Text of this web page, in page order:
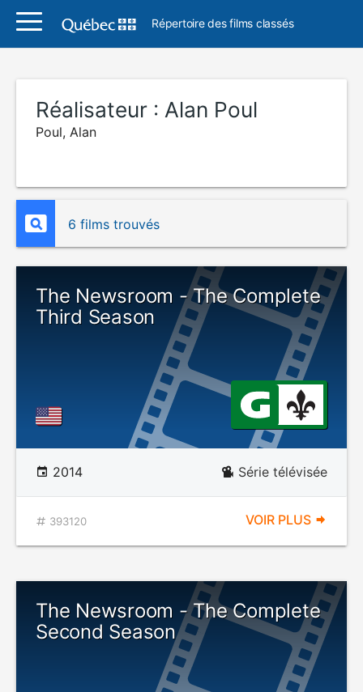
Répertoire des films classés
Réalisateur : Alan Poul
Poul, Alan
6 films trouvés
The Newsroom - The Complete
Third Season
2014 Série télévisée
393120 VOIR PLUS
The Newsroom - The Complete
Second Season